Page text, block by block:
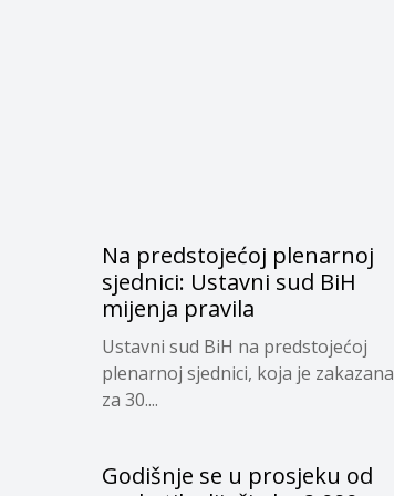
Na predstojećoj plenarnoj
sjednici: Ustavni sud BiH
mijenja pravila
Ustavni sud BiH na predstojećoj
plenarnoj sjednici, koja je zakazana
za 30....
Godišnje se u prosjeku od